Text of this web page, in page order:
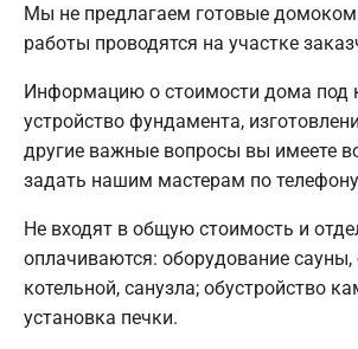
Мы не предлагаем готовые
работы проводятся на участке
Информацию о стоимости дома под
устройство фундамента,
другие важные вопросы вы имеете
задать нашим мастерам по
Не входят в общую стоимость и
оплачиваются: оборудование сауны,
котельной, санузла; обустройство
установка печки.